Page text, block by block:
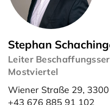
Stephan
Leiter
Mostviertel
Wiener Straße 29,
+43 676 885 91 102